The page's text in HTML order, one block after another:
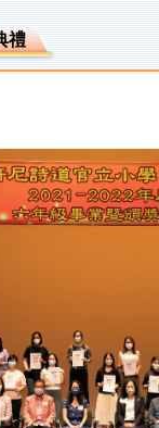
禮